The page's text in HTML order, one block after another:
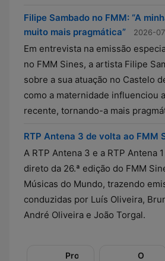
Filipe Sambado no FMM: “A
muito mais pragmática”
2026-
Em entrevista na emissão
no FMM Sines, a artista Filipe
sobre a sua atuação no Castelo
como a maternidade influenciou
recente, tornando-a mais
RTP Antena 3 de volta ao FMM
A RTP Antena 3 e a RTP Antena
direto da 26.ª edição do FMM
Músicas do Mundo, trazendo
conduzidas por Luís Oliveira,
André Oliveira e João Torgal.
Prova
O